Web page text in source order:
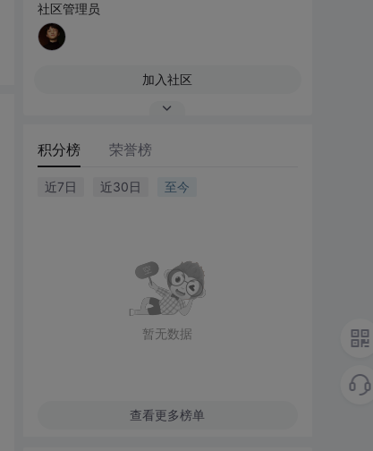
社区管理员
加入社区
积分榜 荣誉榜
近7日 近30日 至今
暂无数据
查看更多榜单